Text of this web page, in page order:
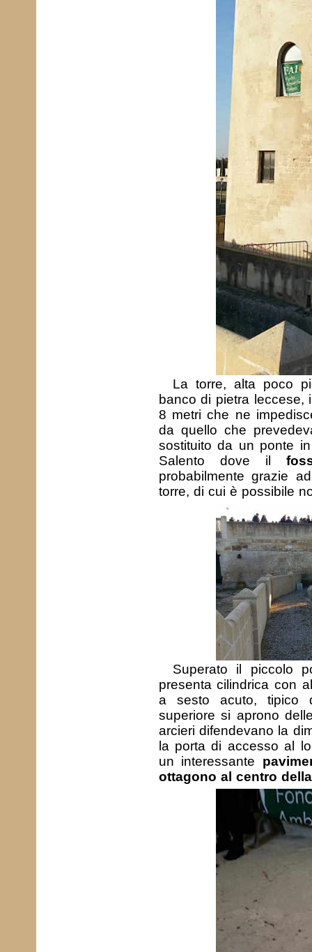
La torre, alta poco
banco di pietra
8 metri che ne
da quello che
sostituito da un ponte
Salento dove il
probabilmente grazie
torre, di cui è possibile
Superato il piccolo
presenta cilindrica con
a sesto acuto, tipico
superiore si aprono
arcieri difendevano la
la porta di accesso al
un interessante
ottagono al centro